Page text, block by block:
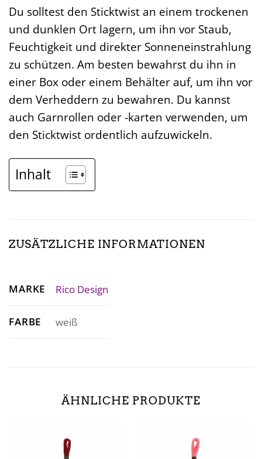
Du solltest den Sticktwist an einem trockenen
und dunklen Ort lagern, um ihn vor Staub,
Feuchtigkeit und direkter Sonneneinstrahlung
zu schützen. Am besten bewahrst du ihn in
einer Box oder einem Behälter auf, um ihn vor
dem Verheddern zu bewahren. Du kannst
auch Garnrollen oder -karten verwenden, um
den Sticktwist ordentlich aufzuwickeln.
Inhalt
ZUSÄTZLICHE INFORMATIONEN
MARKE Rico Design
FARBE weiß
ÄHNLICHE PRODUKTE